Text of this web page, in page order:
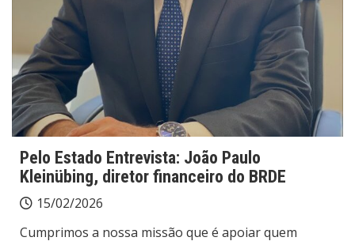
Pelo Estado Entrevista: João Paulo
Kleinübing, diretor financeiro do BRDE
15/02/2026
Cumprimos a nossa missão que é apoiar quem